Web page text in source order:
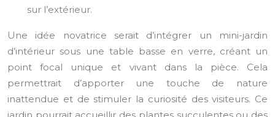
sur l’extérieur.
Une idée novatrice serait d’intégrer un mini-jardin
d’intérieur sous une table basse en verre, créant un
point focal unique et vivant dans la pièce. Cela
permettrait d’apporter une touche de nature
inattendue et de stimuler la curiosité des visiteurs. Ce